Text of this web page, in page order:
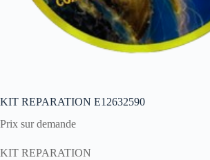
KIT REPARATION E12632590
Prix sur demande
KIT REPARATION